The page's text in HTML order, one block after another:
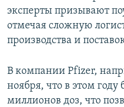
эксперты призывают
отмечая сложную
производства и
В компании Pfizer,
ноября, что в этом году
миллионов доз, что